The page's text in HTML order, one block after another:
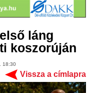
láng
koszorúján
18:30
Vissza a címlapra